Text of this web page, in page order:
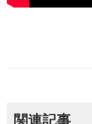
関連記事